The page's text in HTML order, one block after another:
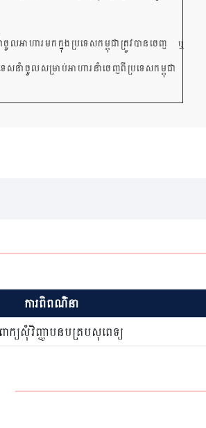
ចូលអាហារមកក្នុងប្រទេសកម្ពុជាត្រូវបានចេញ ឬ
សនាំចូលសម្រាប់អាហារនាំចេញពីប្រទេសកម្ពុជា
ការពិពណ៌នា
ក្យសុំវិញ្ញាបនបត្របសុពេទ្យ